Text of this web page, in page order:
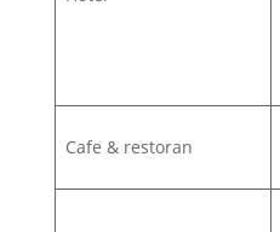
Cafe & restoran